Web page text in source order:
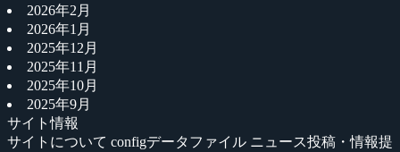
2026年2月
2026年1月
2025年12月
2025年11月
2025年10月
2025年9月
サイト情報
サイトについて configデータファイル ニュース投稿・情報提